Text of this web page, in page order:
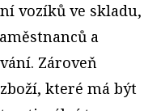
vozíků ve skladu,
a
Zároveň
které má být